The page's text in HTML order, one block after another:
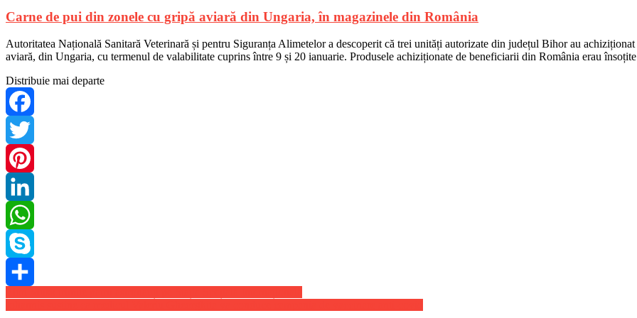
Carne de pui din zonele cu gripă aviară din Ungaria, în magazinele din România
Autoritatea Națională Sanitară Veterinară și pentru Siguranța Alimetelor a descoperit că trei unități autorizate din județul Bihor au
aviară, din Ungaria, cu termenul de valabilitate cuprins între 9 și 20 ianuarie. Produsele achiziționate de beneficiarii din România erau
Distribuie mai departe
Facebook
Twitter
Pinterest
LinkedIn
WhatsApp
Skype
Share
Navigare
în